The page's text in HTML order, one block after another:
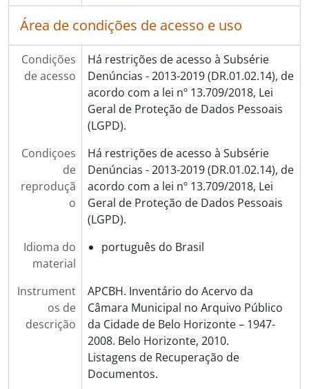
Área de condições de acesso e uso
Condições
de acesso
Há restrições de acesso à Subsérie
Denúncias - 2013-2019 (DR.01.02.14), de
acordo com a lei nº 13.709/2018, Lei
Geral de Proteção de Dados Pessoais
(LGPD).
Condiçoes
de
reproduçã
o
Há restrições de acesso à Subsérie
Denúncias - 2013-2019 (DR.01.02.14), de
acordo com a lei nº 13.709/2018, Lei
Geral de Proteção de Dados Pessoais
(LGPD).
Idioma do
material
português do Brasil
Instrument
os de
descrição
APCBH. Inventário do Acervo da
Câmara Municipal no Arquivo Público
da Cidade de Belo Horizonte – 1947-
2008. Belo Horizonte, 2010.
Listagens de Recuperação de
Documentos.